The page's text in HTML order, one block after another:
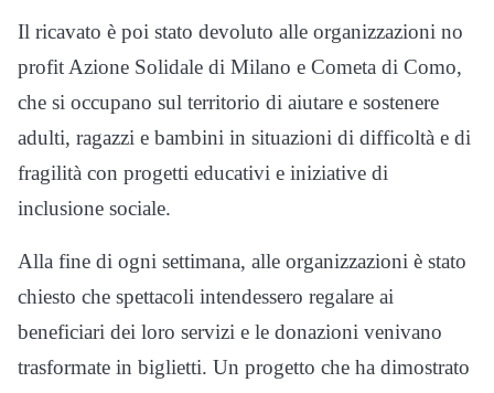
Il ricavato è poi stato devoluto alle organizzazioni no
profit Azione Solidale di Milano e Cometa di Como,
che si occupano sul territorio di aiutare e sostenere
adulti, ragazzi e bambini in situazioni di difficoltà e di
fragilità con progetti educativi e iniziative di
inclusione sociale.
Alla fine di ogni settimana, alle organizzazioni è stato
chiesto che spettacoli intendessero regalare ai
beneficiari dei loro servizi e le donazioni venivano
trasformate in biglietti. Un progetto che ha dimostrato